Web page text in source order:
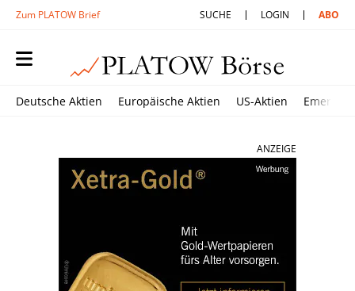
Zum PLATOW Brief SUCHE LOGIN ABO
Deutsche Aktien Europäische Aktien US-Aktien
ANZEIGE